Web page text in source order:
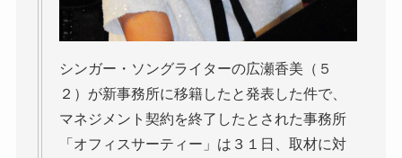
シンガー・ソングライターの広瀬香美（５
２）が新事務所に移籍したと発表した件で、
マネジメント契約を終了したとされた事務所
「オフィスサーティー」は３１日、取材に対